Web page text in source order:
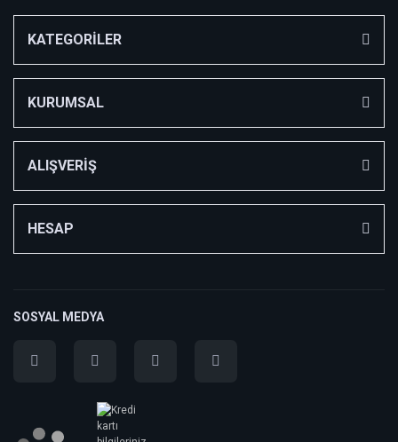
KATEGORİLER
KURUMSAL
ALIŞVERİŞ
HESAP
SOSYAL MEDYA